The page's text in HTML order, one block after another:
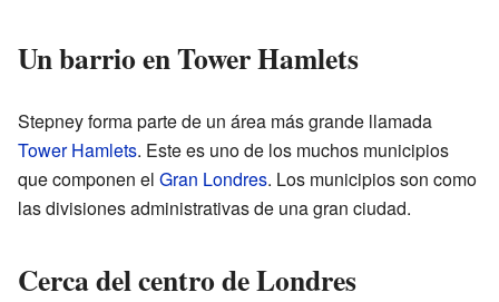
Un barrio en Tower Hamlets
Stepney forma parte de un área más grande llamada
Tower Hamlets. Este es uno de los muchos municipios
que componen el Gran Londres. Los municipios son como
las divisiones administrativas de una gran ciudad.
Cerca del centro de Londres